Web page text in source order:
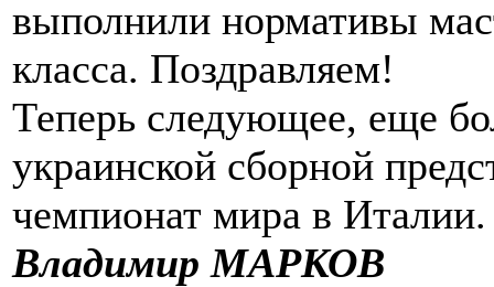
выполнили нормативы
класса. Поздравляем!
Теперь следующее, еще
украинской сборной
чемпионат мира в Италии.
Владимир МАРКОВ